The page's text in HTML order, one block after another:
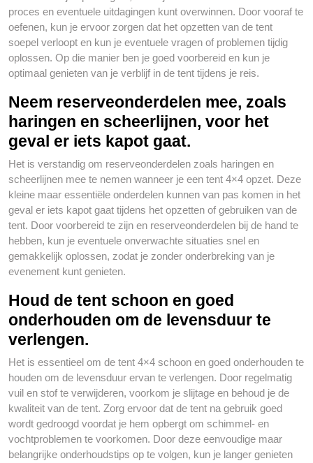
proces en eventuele uitdagingen kunt overwinnen. Door vooraf te
oefenen, kun je ervoor zorgen dat het opzetten van de tent
soepel verloopt en kun je eventuele vragen of problemen tijdig
oplossen. Op die manier ben je goed voorbereid en kun je
optimaal genieten van je verblijf in de tent tijdens je reis.
Neem reserveonderdelen mee, zoals
haringen en scheerlijnen, voor het
geval er iets kapot gaat.
Het is verstandig om reserveonderdelen zoals haringen en
scheerlijnen mee te nemen wanneer je een tent 4×4 opzet. Deze
kleine maar essentiële onderdelen kunnen van pas komen in het
geval er iets kapot gaat tijdens het opzetten of gebruiken van de
tent. Door voorbereid te zijn en reserveonderdelen bij de hand te
hebben, kun je eventuele onverwachte situaties snel en
gemakkelijk oplossen, zodat je zonder onderbreking van je
evenement kunt genieten.
Houd de tent schoon en goed
onderhouden om de levensduur te
verlengen.
Het is essentieel om de tent 4×4 schoon en goed onderhouden te
houden om de levensduur ervan te verlengen. Door regelmatig
vuil en stof te verwijderen, voorkom je slijtage en behoud je de
kwaliteit van de tent. Zorg ervoor dat de tent na gebruik goed
wordt gedroogd voordat je hem opbergt om schimmel- en
vochtproblemen te voorkomen. Door deze eenvoudige maar
belangrijke onderhoudstips op te volgen, kun je langer genieten